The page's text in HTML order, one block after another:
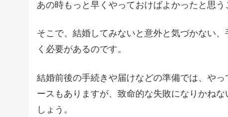
あの時もっと早くやっておけばよかったと思う
そこで、結婚してみないと意外と気づかない
く必要があるのです。
結婚前後の手続きや届けなどの準備では、や
ースもありますが、致命的な失敗になりかね
しょう。